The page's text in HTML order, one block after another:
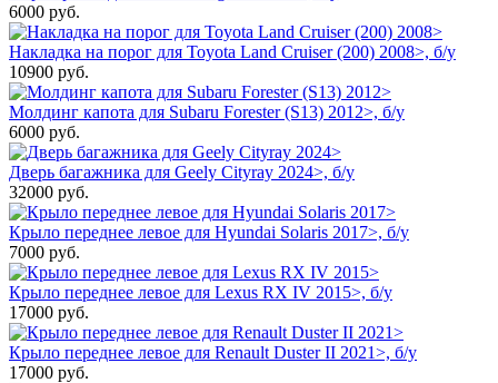
6000 руб.
Накладка на порог для Toyota Land Cruiser (200) 2008>, б/у
10900 руб.
Молдинг капота для Subaru Forester (S13) 2012>, б/у
6000 руб.
Дверь багажника для Geely Cityray 2024>, б/у
32000 руб.
Крыло переднее левое для Hyundai Solaris 2017>, б/у
7000 руб.
Крыло переднее левое для Lexus RX IV 2015>, б/у
17000 руб.
Крыло переднее левое для Renault Duster II 2021>, б/у
17000 руб.